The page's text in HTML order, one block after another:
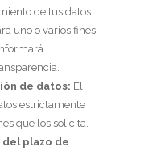
de tus datos
uno o varios fines
de datos: El
estrictamente
que los solicita.
plazo de